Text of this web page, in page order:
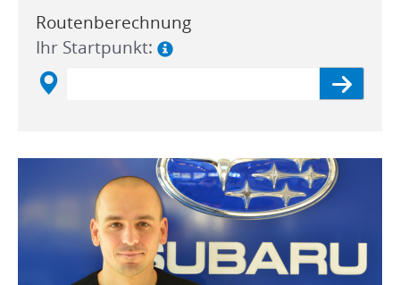
Routenberechnung
Ihr Startpunkt: